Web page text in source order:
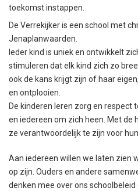
toekomst instappen.
De Verrekijker is een school met
Jenaplanwaarden.
Ieder kind is uniek en ontwikkelt
stimuleren dat elk kind zich zo
ook de kans krijgt zijn of haar
en ontplooien.
De kinderen leren zorg en respect
en iedereen om zich heen. Met de
ze verantwoordelijk te zijn voor
Aan iedereen willen we laten zien
op zijn. Ouders en andere
denken mee over ons